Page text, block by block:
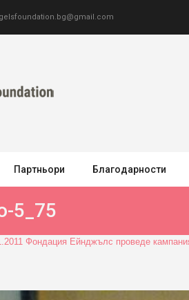
Партньори Благодарности
5_75
Фондация Ейнджълс проведе